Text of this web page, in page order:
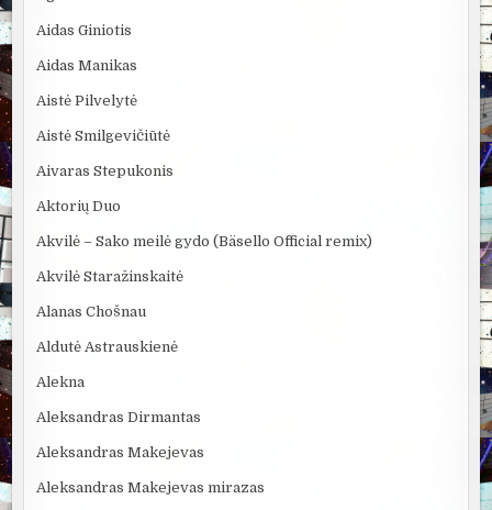
Aidas Giniotis
Aidas Manikas
Aistė Pilvelytė
Aistė Smilgevičiūtė
Aivaras Stepukonis
Aktorių Duo
Akvilė – Sako meilė gydo (Bäsello Official remix)
Akvilė Staražinskaitė
Alanas Chošnau
Aldutė Astrauskienė
Alekna
Aleksandras Dirmantas
Aleksandras Makejevas
Aleksandras Makejevas mirazas